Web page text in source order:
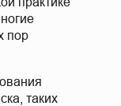
пор
таких